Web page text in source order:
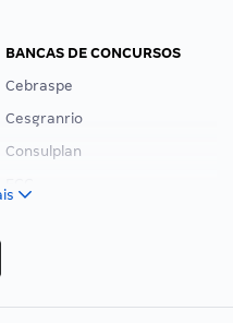
BANCAS DE CONCURSOS
Cebraspe
Cesgranrio
Consulplan